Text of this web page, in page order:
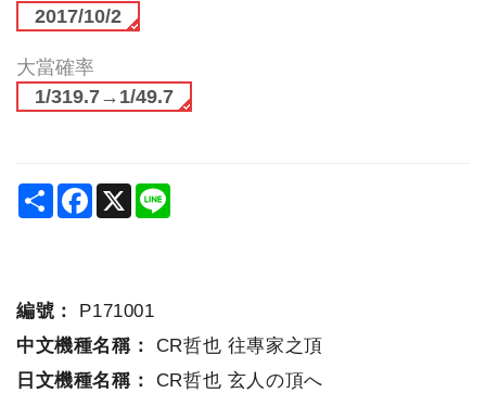
2017/10/2
大當確率
1/319.7→1/49.7
ShareFacebook
X
編號：
P171001
中文機種名稱： CR哲也 往專家之頂
日文機種名稱： CR哲也 玄人の頂へ